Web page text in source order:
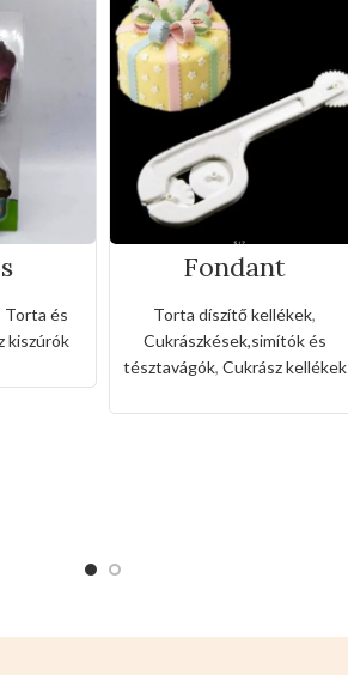
Torta és
kiszúrók
Fondant
eszköz(3féle
fogaskerékkel)
Torta díszítő kellékek,
Cukrászkések,simítók és
tésztavágók, Cukrász kellékek